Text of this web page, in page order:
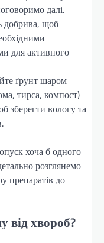
далі.
добрива, щоб
для активного
ґрунт шаром
тирса, компост)
вологу та
хоча б одного
розглянемо
препаратів до
від хвороб?